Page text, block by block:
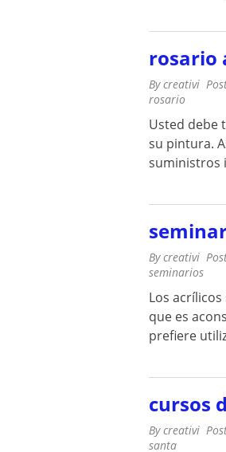
rosario
Bycreativi
rosario
Usted debe
su pintura.
suministros
Bycreativi
seminarios
Los
que es
prefiere
cursos
Bycreativi
santa